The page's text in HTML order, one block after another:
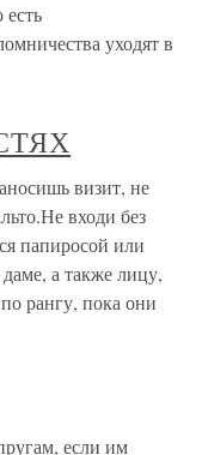
уходят в
визит, не
входи без
папиросой или
а также лицу,
рангу, пока они
если им